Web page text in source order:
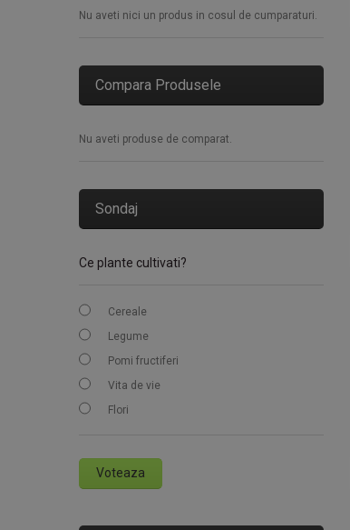
Nu aveti nici un produs in cosul de cumparaturi.
Compara Produsele
Nu aveti produse de comparat.
Sondaj
Ce plante cultivati?
Cereale
Legume
Pomi fructiferi
Vita de vie
Flori
Voteaza